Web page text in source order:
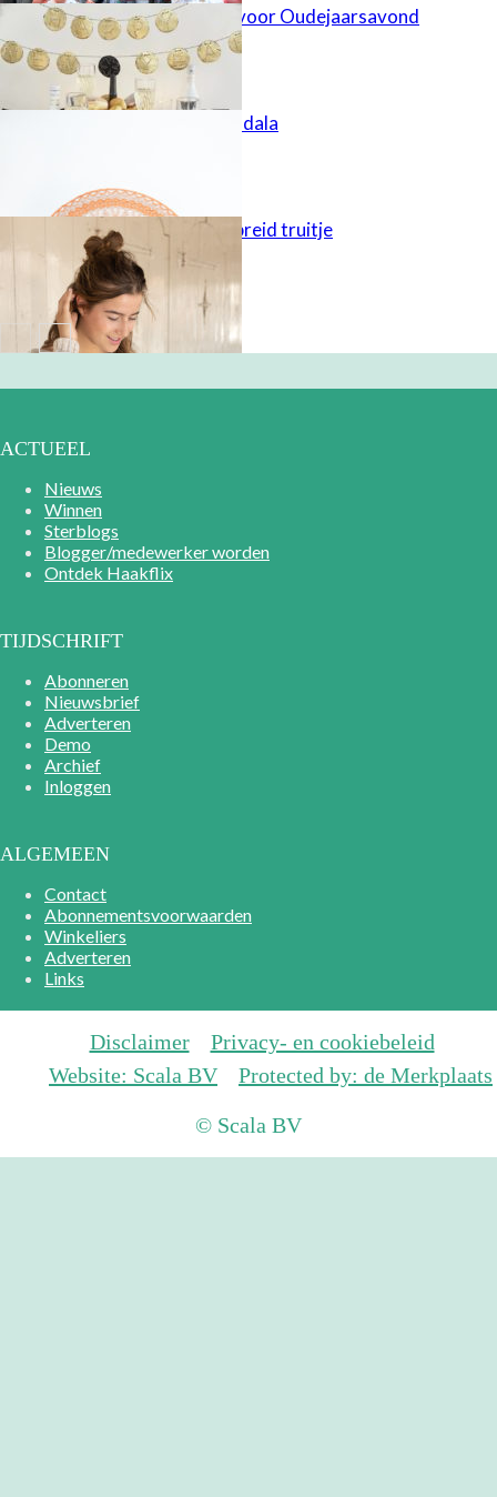
FIMO-slinger voor Oudejaarsavond
Gehaakte mandala
Eenvoudig gebreid truitje
ACTUEEL
Nieuws
Winnen
Sterblogs
Blogger/medewerker worden
Ontdek Haakflix
TIJDSCHRIFT
Abonneren
Nieuwsbrief
Adverteren
Demo
Archief
Inloggen
ALGEMEEN
Contact
Abonnementsvoorwaarden
Winkeliers
Adverteren
Links
Disclaimer
Privacy- en cookiebeleid
Website: Scala BV
Protected by: de Merkplaats
© Scala BV